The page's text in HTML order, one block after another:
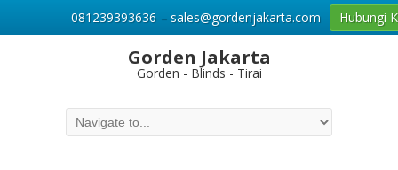
Gorden Jakarta
Gorden - Blinds - Tirai
081239393636 – sales@gordenjakarta.com Hubungi